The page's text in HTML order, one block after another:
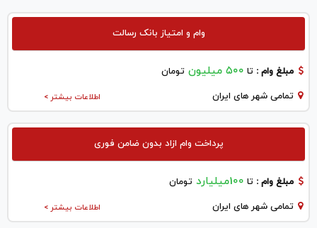
وام و امتیاز بانک رسالت
مبلغ وام : تا ۵۰۰ میلیون تومان
اطلاعات بیشتر > تمامی شهر های ایران
پرداخت وام ازاد بدون ضامن فوری
مبلغ وام : تا 100میلیارد تومان
اطلاعات بیشتر > تمامی شهر های ایران